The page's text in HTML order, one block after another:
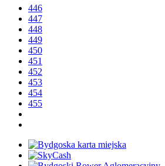
446
447
448
449
450
451
452
453
454
455